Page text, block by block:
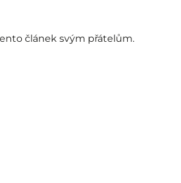
článek svým přátelům.